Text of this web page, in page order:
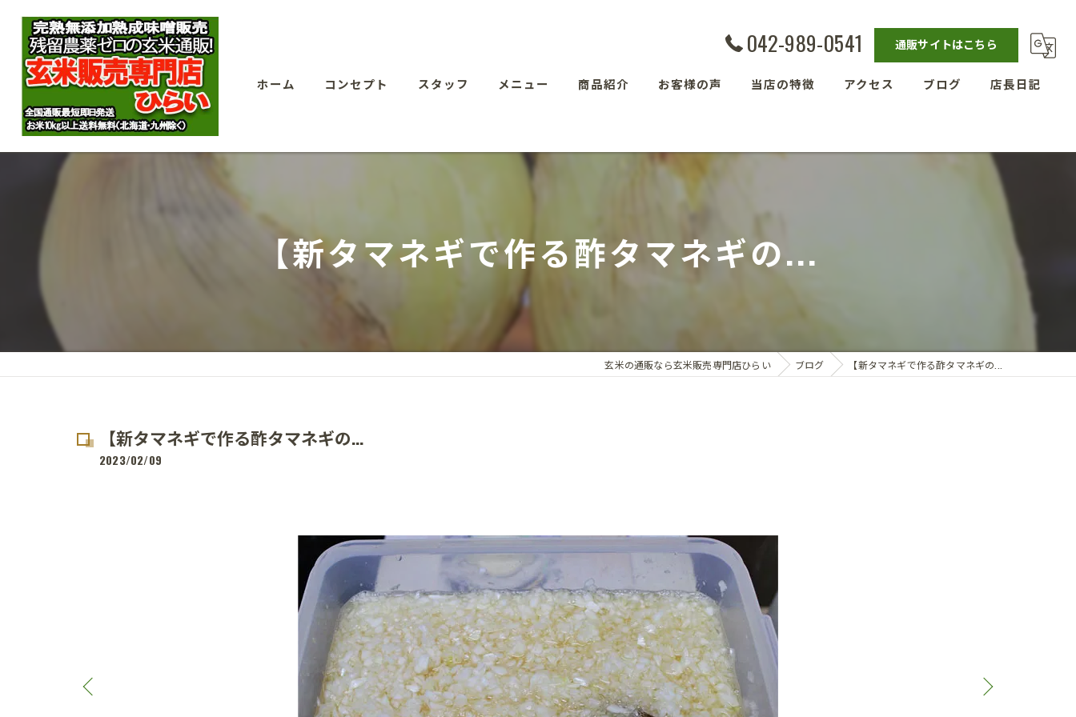
042-989-0541 通販サイトはこちら
ホーム コンセプト スタッフ メニュー 商品紹介 お客様の声 当店の特徴
埼玉の玄米
残留農薬ゼロ玄米
アクセス ブログ 店長日記
【新タマネギで作る酢タマネギの...
玄米の通販なら玄米販売専門店ひらい ブログ 【新タマネギで作る酢タマネギの...
【新タマネギで作る酢タマネギの...
2023/02/09